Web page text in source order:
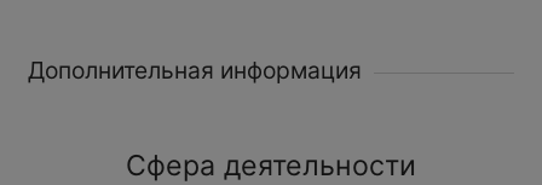
Дополнительная информация
Сфера деятельности